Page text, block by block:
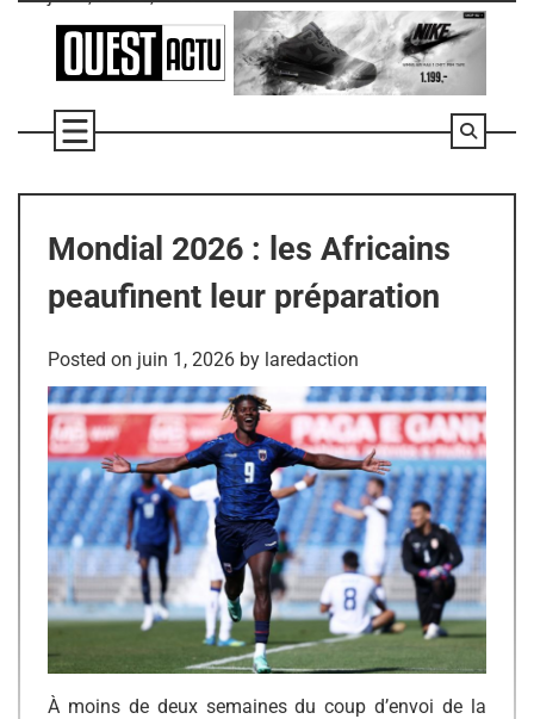
Mondial 2026 : les Africains
peaufinent leur préparation
Posted on juin 1, 2026 by laredaction
À moins de deux semaines du coup d’envoi de la